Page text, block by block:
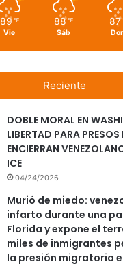
89 ℉
Vie
88 ℉
Sáb
87
Reciente
DOBLE MORAL EN
LIBERTAD PARA
ENCIERRAN
ICE
04/24/2026
Murió de miedo:
infarto durante una
Florida y expone el
miles de inmigrantes
la presión migratoria en